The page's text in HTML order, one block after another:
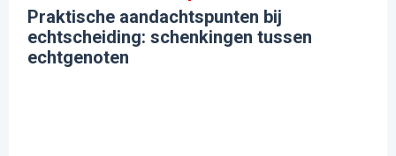
Praktische aandachtspunten bij
echtscheiding: schenkingen tussen
echtgenoten